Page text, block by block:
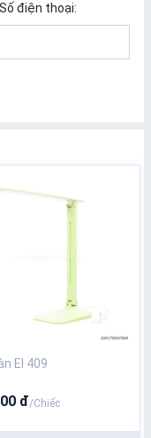
điện thoại:
El 409
đ/Chiếc